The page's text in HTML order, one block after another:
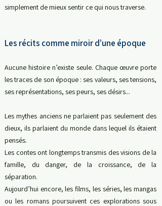
simplement de mieux sentir ce qui nous traverse.
Les récits comme miroir d’une époque
Aucune histoire n’existe seule. Chaque œuvre porte
les traces de son époque : ses valeurs, ses tensions,
ses représentations, ses peurs, ses désirs...
Les mythes anciens ne parlaient pas seulement des
dieux, ils parlaient du monde dans lequel ils étaient
pensés.
Les contes ont longtemps transmis des visions de la
famille, du danger, de la croissance, de la
séparation.
Aujourd’hui encore, les films, les séries, les mangas
ou les romans poursuivent ces explorations sous